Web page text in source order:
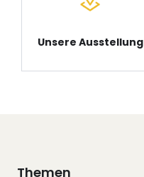
Unsere Ausstellung
Themen